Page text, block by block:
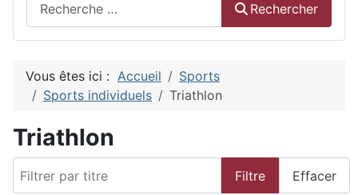
Rechercher
Vous êtes ici : Accueil
Sports
Sports individuels
Triathlon
Triathlon
Filtre Effacer